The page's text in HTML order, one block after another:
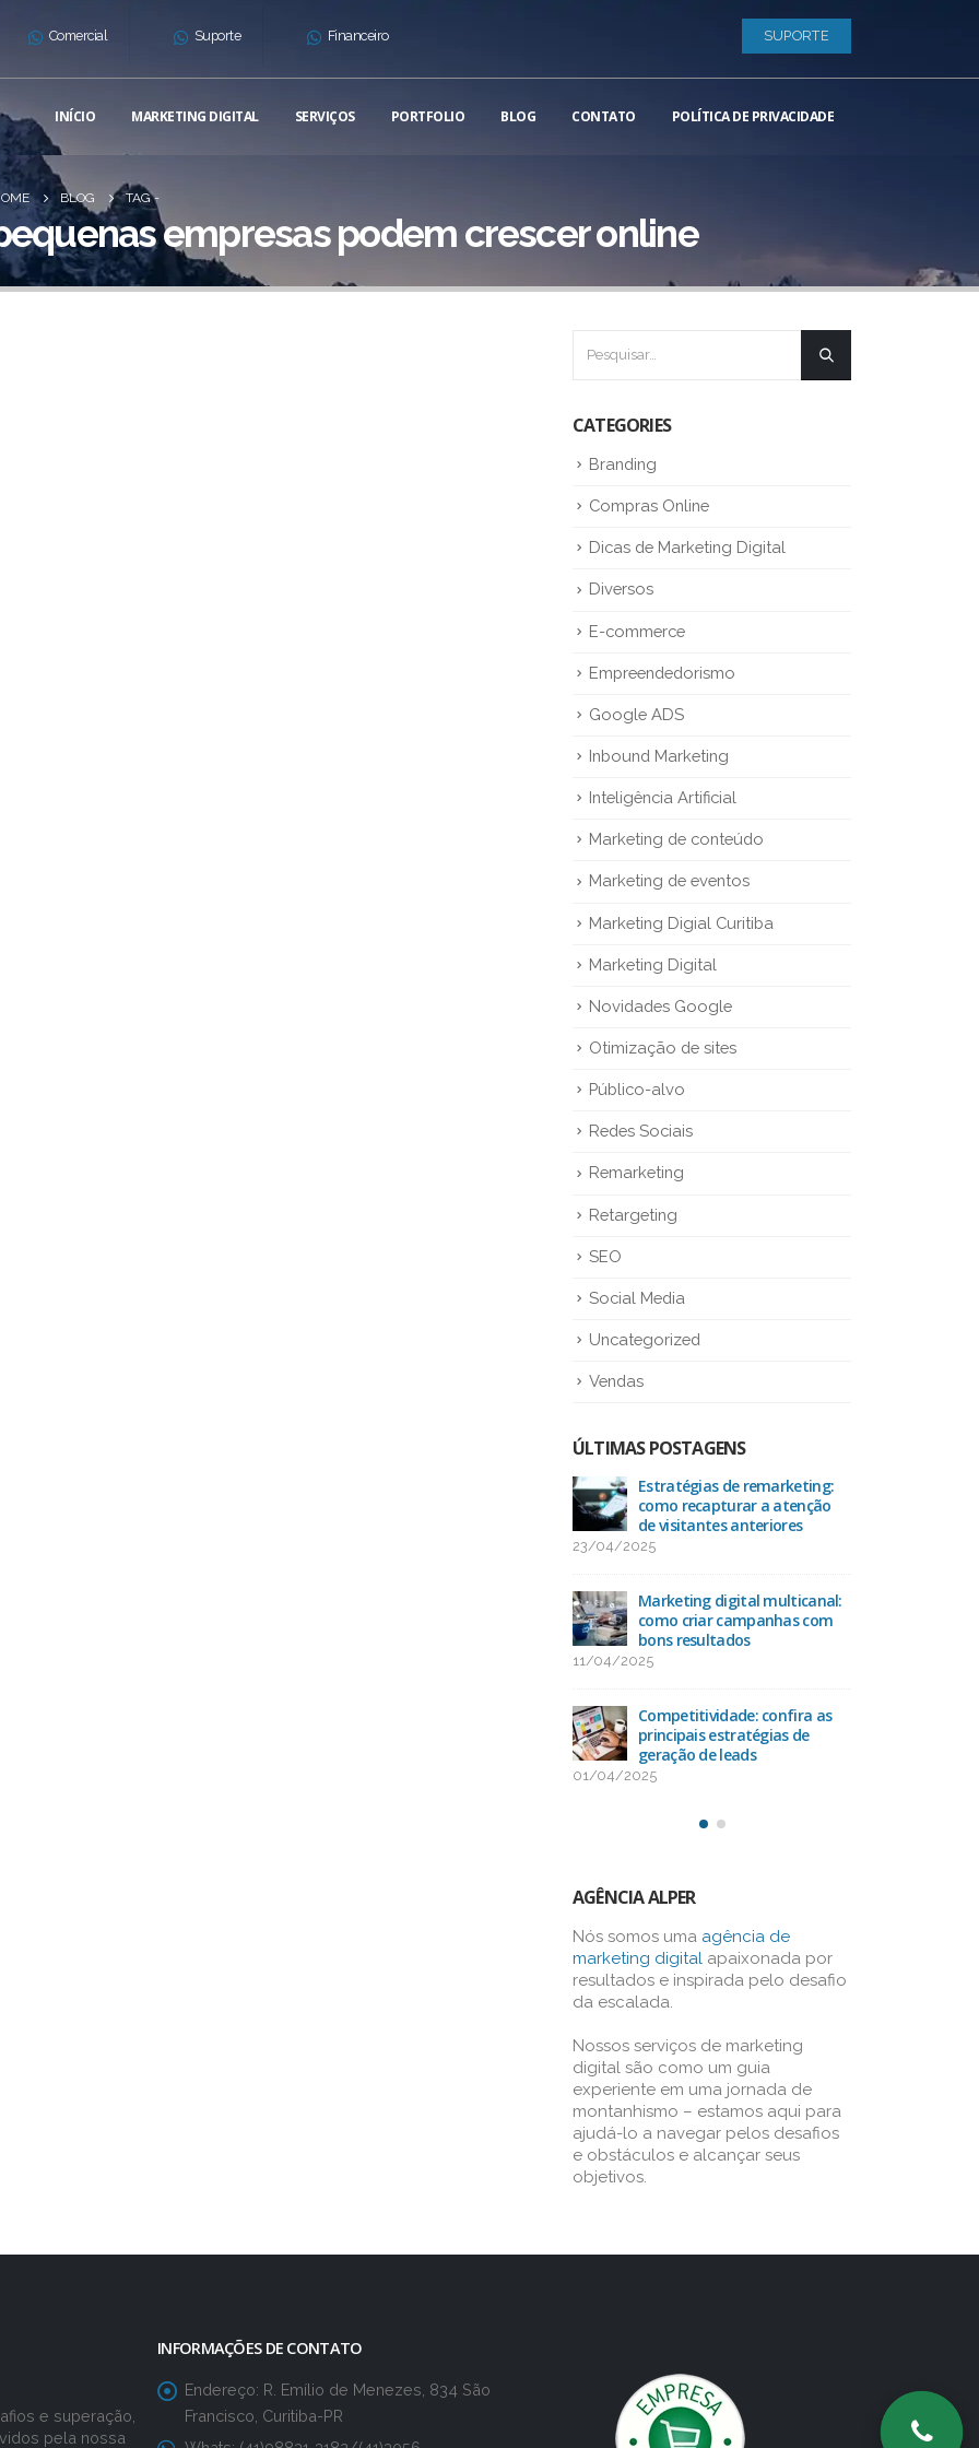
Comercial Suporte Financeiro SUPORTE
INÍCIO MARKETING DIGITAL SERVIÇOS PORTFOLIO BLOG CONTATO POLÍTICA DE PRIVACIDADE
BLOG TAG -
empresas podem crescer online
CATEGORIES
Branding
Compras Online
Dicas de Marketing Digital
Diversos
E-commerce
Empreendedorismo
Google ADS
Inbound Marketing
Inteligência Artificial
Marketing de conteúdo
Marketing de eventos
Marketing Digial Curitiba
Marketing Digital
Novidades Google
Otimização de sites
Público-alvo
Redes Sociais
Remarketing
Retargeting
SEO
Social Media
Uncategorized
Vendas
ÚLTIMAS POSTAGENS
Estratégias de remarketing:
como recapturar a atenção
de visitantes anteriores
23/04/2025
Marketing digital multicanal:
como criar campanhas com
bons resultados
11/04/2025
Competitividade: confira as
principais estratégias de
geração de leads
01/04/2025
AGÊNCIA ALPER
Nós somos uma agência de
marketing digital apaixonada por
resultados e inspirada pelo desafio
da escalada.
Nossos serviços de marketing
digital são como um guia
experiente em uma jornada de
montanhismo – estamos aqui para
ajudá-lo a navegar pelos desafios
e obstáculos e alcançar seus
objetivos.
e superação,
pela nossa
INFORMAÇÕES DE CONTATO
Endereço: R. Emílio de Menezes, 834 São
Francisco, Curitiba-PR